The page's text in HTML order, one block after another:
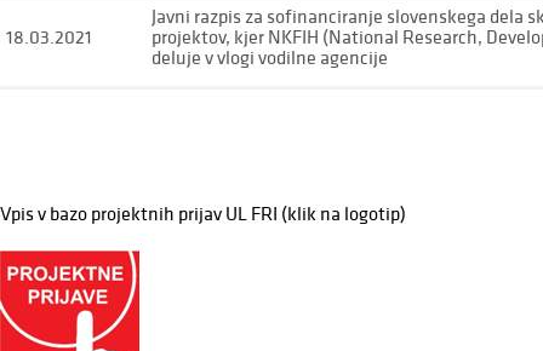
18.03.2021
Javni razpis za sofinanciranje slovenskega dela
projektov, kjer NKFIH (National Research,
deluje v vlogi vodilne agencije
Vpis v bazo projektnih prijav UL FRI (klik na logotip)